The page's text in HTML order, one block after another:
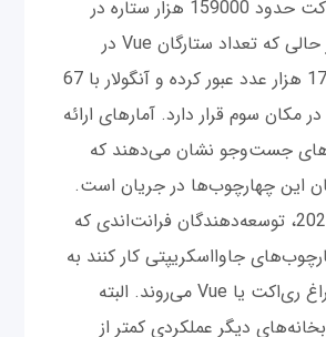
در حال حاضر ری‌اکت حدود 159000 هزار ستاره در
گیت‌هاب دارد، در حالی كه تعداد ستارگان Vue در
گیت‌هاب از مرز 175 هزار عدد عبور کرده و آنگولار با 67
ستاره در مکان سوم قرار دارد. آمارهای ارائه
جست‌وجو نشان می‌دهند که
این چهارچوب‌ها در جریان است.
بنابراین در سال 2021، توسعه‌دهندگان فرانت‌اندی که
جاوا‌اسکریپتی کار کنند به
احتمال زیاد به سراغ ری‌اکت یا Vue می‌روند. البته
دیگر عملکردی کمتر از